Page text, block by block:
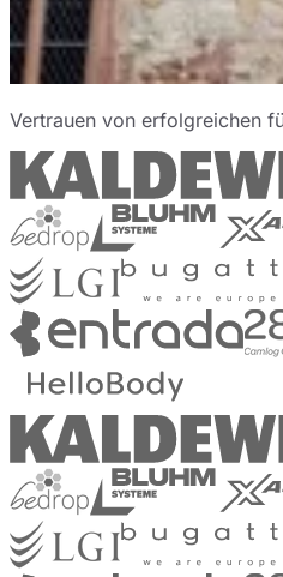
Vertrauen von erfolgreichen